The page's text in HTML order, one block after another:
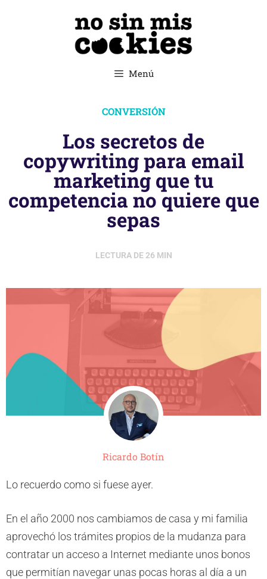
Menú
CONVERSIÓN
Los secretos de
copywriting para email
marketing que tu
competencia no quiere que
sepas
LECTURA DE 26MIN
Ricardo Botín
Lo recuerdo como si fuese ayer.
En el año 2000 nos cambiamos de casa y mi familia
aprovechó los trámites propios de la mudanza para
contratar un acceso a Internet mediante unos bonos
que permitían navegar unas pocas horas al día a un